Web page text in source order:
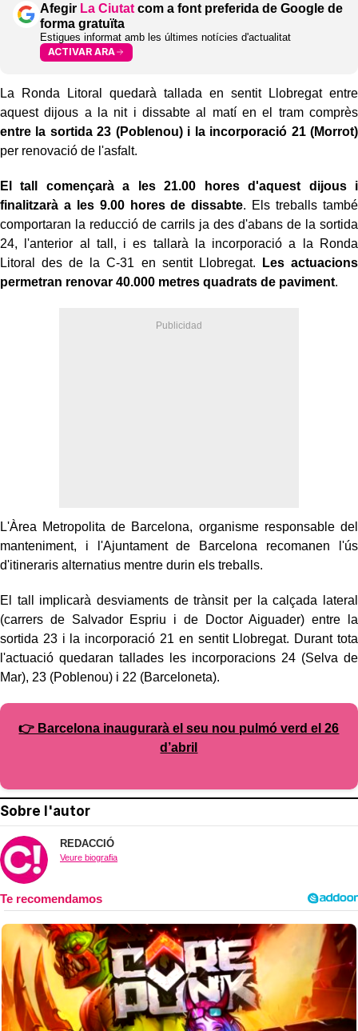
Afegir La Ciutat com a font preferida de Google de
forma gratuïta
Estigues informat amb les últimes notícies d'actualitat
ACTIVAR ARA
La Ronda Litoral quedarà tallada en sentit Llobregat entre
aquest dijous a la nit i dissabte al matí en el tram comprès
entre la sortida 23 (Poblenou) i la incorporació 21 (Morrot)
per renovació de l'asfalt.
El tall començarà a les 21.00 hores d'aquest dijous i
finalitzarà a les 9.00 hores de dissabte. Els treballs també
comportaran la reducció de carrils ja des d'abans de la sortida
24, l'anterior al tall, i es tallarà la incorporació a la Ronda
Litoral des de la C-31 en sentit Llobregat.
Les actuacions
permetran renovar 40.000 metres quadrats de paviment.
L'Àrea Metropolita de Barcelona, organisme responsable del
manteniment, i l'Ajuntament de Barcelona recomanen l'ús
d'itineraris alternatius mentre durin els treballs.
El tall implicarà desviaments de trànsit per la calçada lateral
(carrers de Salvador Espriu i de Doctor Aiguader) entre la
sortida 23 i la incorporació 21 en sentit Llobregat. Durant tota
l'actuació quedaran tallades les incorporacions 24 (Selva de
Mar), 23 (Poblenou) i 22 (Barceloneta).
👉 Barcelona inaugurarà el seu nou pulmó verd el 26
d’abril
Sobre l'autor
REDACCIÓ
Veure biografia